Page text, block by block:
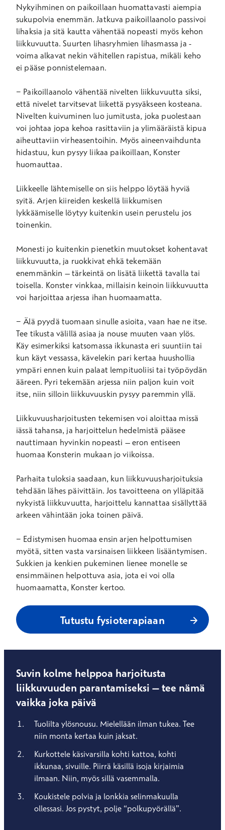
Nykyihminen on paikoillaan huomattavasti aiempia
sukupolvia enemmän. Jatkuva paikoillaanolo passivoi
lihaksia ja sitä kautta vähentää nopeasti myös kehon
liikkuvuutta. Suurten lihasryhmien lihasmassa ja -
voima alkavat nekin vähitellen rapistua, mikäli keho
ei pääse ponnistelemaan.
− Paikoillaanolo vähentää nivelten liikkuvuutta siksi,
että nivelet tarvitsevat liikettä pysyäkseen kosteana.
Nivelten kuivuminen luo jumitusta, joka puolestaan
voi johtaa jopa kehoa rasittaviin ja ylimääräistä kipua
aiheuttaviin virheasentoihin. Myös aineenvaihdunta
hidastuu, kun pysyy liikaa paikoillaan, Konster
huomauttaa.
Liikkeelle lähtemiselle on siis helppo löytää hyviä
syitä. Arjen kiireiden keskellä liikkumisen
lykkäämiselle löytyy kuitenkin usein perustelu jos
toinenkin.
Monesti jo kuitenkin pienetkin muutokset kohentavat
liikkuvuutta, ja ruokkivat ehkä tekemään
enemmänkin – tärkeintä on lisätä liikettä tavalla tai
toisella. Konster vinkkaa, millaisin keinoin liikkuvuutta
voi harjoittaa arjessa ihan huomaamatta.
− Älä pyydä tuomaan sinulle asioita, vaan hae ne itse.
Tee tikusta välillä asiaa ja nouse muuten vaan ylös.
Käy esimerkiksi katsomassa ikkunasta eri suuntiin tai
kun käyt vessassa, kävelekin pari kertaa huushollia
ympäri ennen kuin palaat lempituoliisi tai työpöydän
ääreen. Pyri tekemään arjessa niin paljon kuin voit
itse, niin silloin liikkuvuuskin pysyy paremmin yllä.
Liikkuvuusharjoitusten tekemisen voi aloittaa missä
iässä tahansa, ja harjoittelun hedelmistä pääsee
nauttimaan hyvinkin nopeasti – eron entiseen
huomaa Konsterin mukaan jo viikoissa.
Parhaita tuloksia saadaan, kun liikkuvuusharjoituksia
tehdään lähes päivittäin. Jos tavoitteena on ylläpitää
nykyistä liikkuvuutta, harjoittelu kannattaa sisällyttää
arkeen vähintään joka toinen päivä.
− Edistymisen huomaa ensin arjen helpottumisen
myötä, sitten vasta varsinaisen liikkeen lisääntymisen.
Sukkien ja kenkien pukeminen lienee monelle se
ensimmäinen helpottuva asia, jota ei voi olla
huomaamatta, Konster kertoo.
Tutustu fysioterapiaan
Suvin kolme helppoa harjoitusta
liikkuvuuden parantamiseksi – tee nämä
vaikka joka päivä
Tuolilta ylösnousu. Mielellään ilman tukea. Tee
niin monta kertaa kuin jaksat.
Kurkottele käsivarsilla kohti kattoa, kohti
ikkunaa, sivuille. Piirrä käsillä isoja kirjaimia
ilmaan. Niin, myös sillä vasemmalla.
Koukistele polvia ja lonkkia selinmakuulla
ollessasi. Jos pystyt, polje “polkupyörällä”.